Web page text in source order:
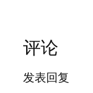
评论
发表回复